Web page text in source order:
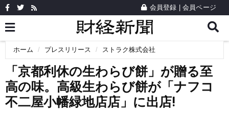
会員登録 会員ページ
ホーム プレスリリース ストラク株式会社
「京都利休の生わらび餅」が贈る至
高の味。高級生わらび餅が「ナフコ
不二屋小幡緑地店店」に出店!